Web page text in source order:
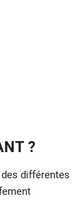
?
différentes